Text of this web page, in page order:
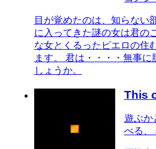
目が覚めたのは、知らない
に入ってきた謎の女は君の
な女とくるったピエロの住
ます。 君は・・・・無事
しょうか。
This
遊ぶか
べる、